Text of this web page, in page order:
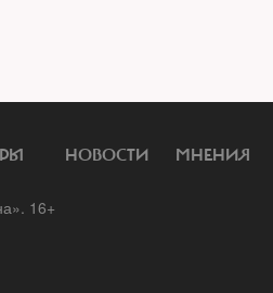
НОВОСТИ МНЕНИЯ
16+